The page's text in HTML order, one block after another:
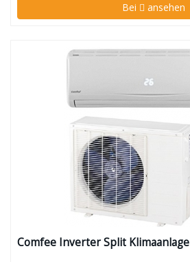
Bei ansehen
Comfee Inverter Split Klimaanlage